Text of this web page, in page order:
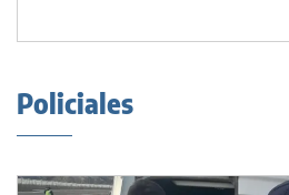
Policiales